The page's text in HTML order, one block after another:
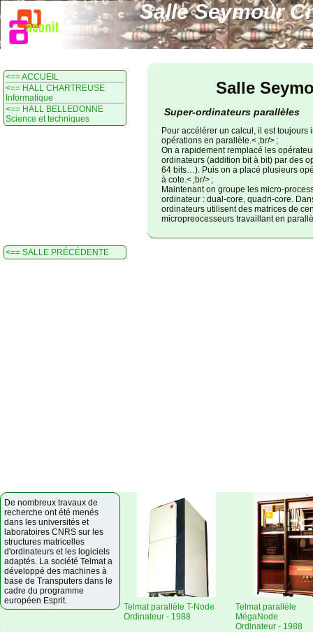
Salle Seymour
<== ACCUEIL
<== HALL CHARTREUSE
Informatique
<== HALL BELLEDONNE
Science et techniques
Salle
Super-ordinateurs parallèles
Pour accélérer un calcul, il est toujours
opérations en parallèle.< ;br/> ;
On a rapidement remplacé les
ordinateurs (addition bit à bit) par des
64 bits…). Puis on a placé plusieurs
à cote.< ;br/> ;
Maintenant on groupe les micro-
ordinateur : dual-core, quadri-core.
ordinateurs utilisent des matrices de
micropreocesseurs travaillant en
<== SALLE PRÉCÉDENTE
De nombreux travaux de
recherche ont été menés
dans les universités et
laboratoires CNRS sur les
structures matricelles
d'ordinateurs et les logiciels
adaptés. La société Telmat a
développé des machines à
base de Transputers dans le
cadre du programme
européen Esprit.
Telmat parallèle T-Node
Ordinateur - 1988
Telmat parallèle
MégaNode
Ordinateur - 1988